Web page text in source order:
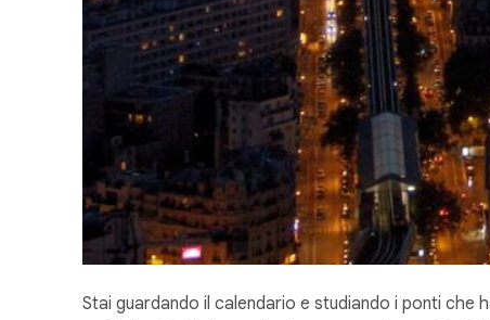
Stai guardando il calendario e studiando i ponti che